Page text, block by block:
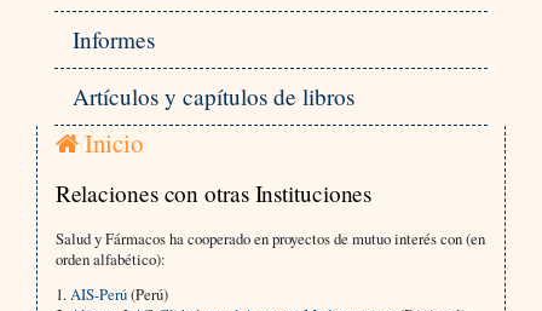
Informes
Artículos y capítulos de libros
Inicio
Relaciones con otras Instituciones
Salud y Fármacos ha cooperado en proyectos de mutuo interés con (en
orden alfabético):
1.AIS-Perú(Perú)